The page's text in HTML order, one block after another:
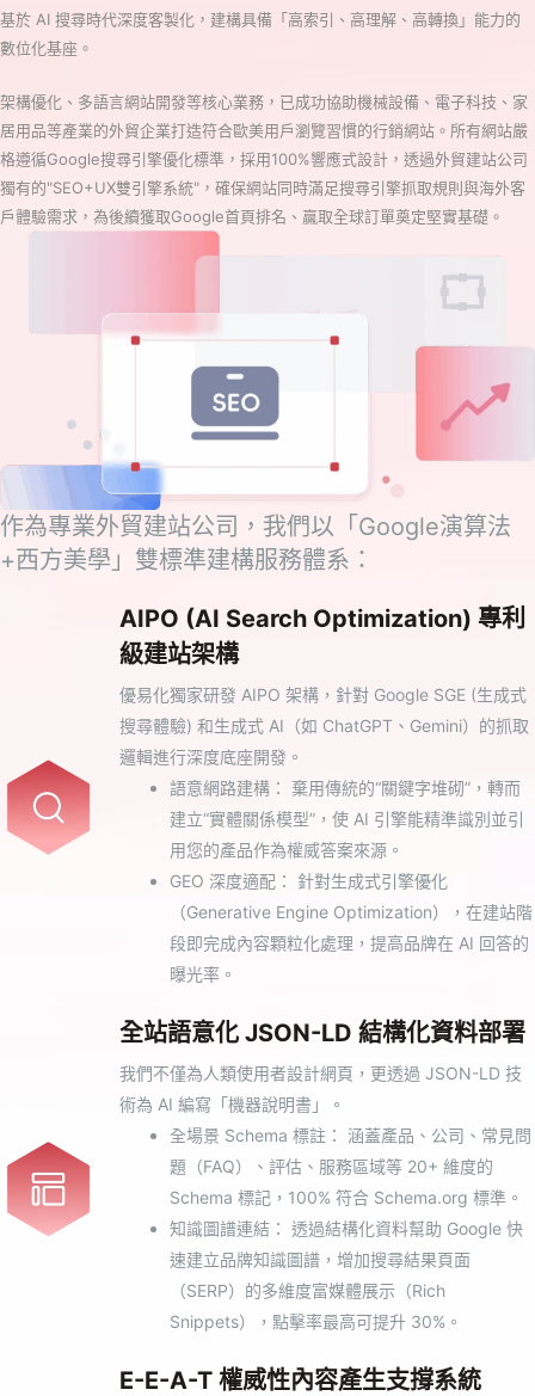
基於 AI 搜尋時代深度客製化，建構具備「高索引、高理解、高轉換」能力的
數位化基座。
架構優化、多語言網站開發等核心業務，已成功協助機械設備、電子科技、家
居用品等產業的外貿企業打造符合歐美用戶瀏覽習慣的行銷網站。所有網站嚴
格遵循Google搜尋引擎優化標準，採用100%響應式設計，透過外貿建站公司
獨有的"SEO+UX雙引擎系統"，確保網站同時滿足搜尋引擎抓取規則與海外客
戶體驗需求，為後續獲取Google首頁排名、贏取全球訂單奠定堅實基礎。
作為專業外貿建站公司，我們以「Google演算法
+西方美學」雙標準建構服務體系：
AIPO (AI Search Optimization) 專利
級建站架構
優易化獨家研發 AIPO 架構，針對 Google SGE (生成式
搜尋體驗) 和生成式 AI（如 ChatGPT、Gemini）的抓取
邏輯進行深度底座開發。
語意網路建構： 棄用傳統的“關鍵字堆砌”，轉而
建立“實體關係模型”，使 AI 引擎能精準識別並引
用您的產品作為權威答案來源。
GEO 深度適配： 針對生成式引擎優化
（Generative Engine Optimization），在建站階
段即完成內容顆粒化處理，提高品牌在 AI 回答的
曝光率。
全站語意化 JSON-LD 結構化資料部署
我們不僅為人類使用者設計網頁，更透過 JSON-LD 技
術為 AI 編寫「機器說明書」。
全場景 Schema 標註： 涵蓋產品、公司、常見問
題（FAQ）、評估、服務區域等 20+ 維度的
Schema 標記，100% 符合 Schema.org 標準。
知識圖譜連結： 透過結構化資料幫助 Google 快
速建立品牌知識圖譜，增加搜尋結果頁面
（SERP）的多維度富媒體展示（Rich
Snippets），點擊率最高可提升 30%。
E-E-A-T 權威性內容產生支撐系統